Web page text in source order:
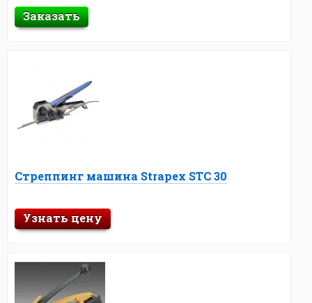
Заказать
Стреппинг машина Strapex STC 30
Узнать цену